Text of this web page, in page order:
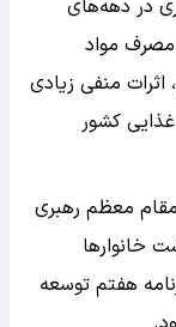
در دهه‌های
کاهش مصرف مواد
اثرات منفی زیادی
کشور
مقام معظم رهبری
خانوارها
یافت تا در چهارچوب ماده ۳۱ برنامه هفتم توسعه